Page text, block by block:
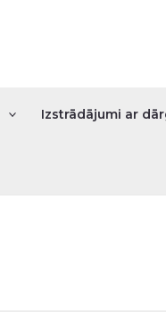
Izstrādājumi ar